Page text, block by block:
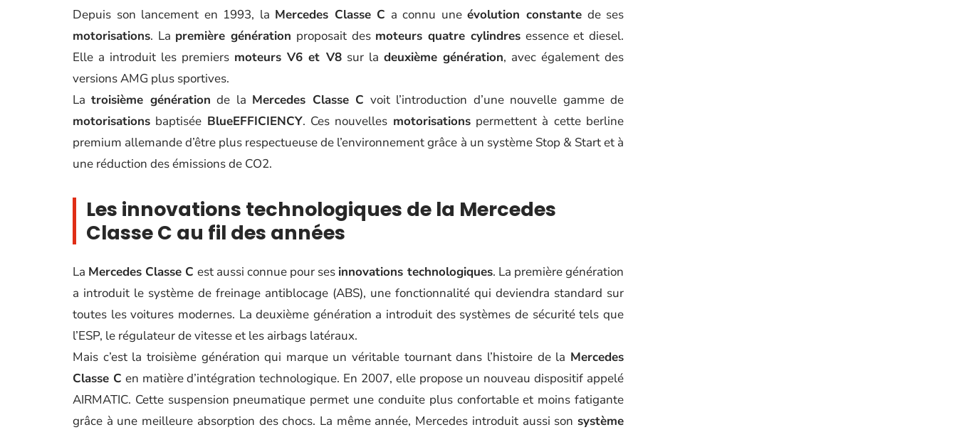
Depuis son lancement en 1993, la Mercedes Classe C a connu uneévolution constantede ses
motorisations. La première génération proposait des moteurs quatre cylindresessence et diesel.
Elle a introduit les premiers moteurs V6 et V8sur la deuxième génération, avec également des
versions AMG plus sportives.
Latroisième génération de la Mercedes Classe C voit l’introduction d’une nouvelle gamme de
motorisations baptisée BlueEFFICIENCY. Ces nouvelles motorisationspermettent à cette berline
premium allemande d’être plus respectueuse de l’environnement grâce à un système Stop & Start et à
une réduction des émissions de CO2.
Les innovations technologiques de la Mercedes
Classe C au fil des années
La Mercedes Classe C est aussi connue pour ses innovations technologiques. La première génération
a introduit le système de freinage antiblocage (ABS), une fonctionnalité qui deviendra standard sur
toutes les voitures modernes. La deuxième génération a introduit des systèmes de sécurité tels que
l’ESP, le régulateur de vitesse et les airbags latéraux.
Mais c’est la troisième génération qui marque un véritable tournant dans l’histoire de la Mercedes
Classe C en matière d’intégration technologique. En 2007, elle propose un nouveau dispositif appelé
AIRMATIC. Cette suspension pneumatique permet une conduite plus confortable et moins fatigante
grâce à une meilleure absorption des chocs. La même année, Mercedes introduit aussi son système